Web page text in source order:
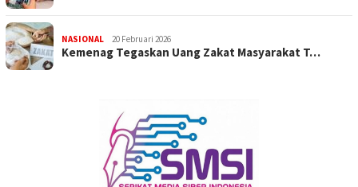
NASIONAL 20 Februari 2026
Kemenag Tegaskan Uang Zakat Masyarakat T…